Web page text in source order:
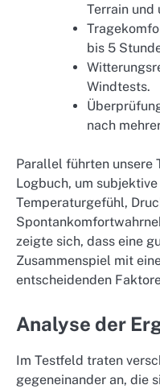
Terrain und
bis 5
Windtests.
nach
Parallel führten unsere
Logbuch, um
Temperaturgefühl,
zeigte sich, dass eine
Zusammenspiel mit
entscheidenden
Analyse der
Im Testfeld traten
gegeneinander an, die